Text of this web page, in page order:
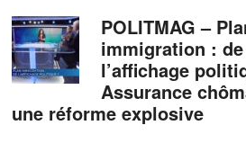
POLITMAG –
immigration : de
l’affichage
Assurance
une réforme explosive